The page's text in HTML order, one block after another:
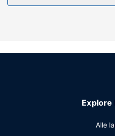
rekreative faciliteter, såsom
dagligt fra kl. 07.00 til kl.Explore
Alle